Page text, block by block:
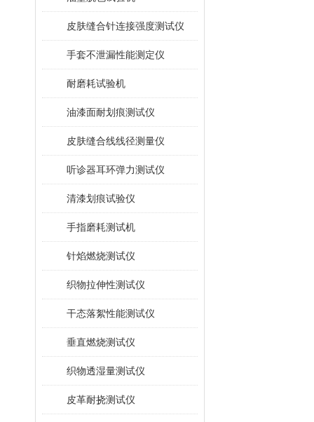
皮肤缝合针连接强度测试仪
手套不泄漏性能测定仪
耐磨耗试验机
油漆面耐划痕测试仪
皮肤缝合线线径测量仪
听诊器耳环弹力测试仪
清漆划痕试验仪
手指磨耗测试机
针焰燃烧测试仪
织物拉伸性测试仪
干态落絮性能测试仪
垂直燃烧测试仪
织物透湿量测试仪
皮革耐挠测试仪